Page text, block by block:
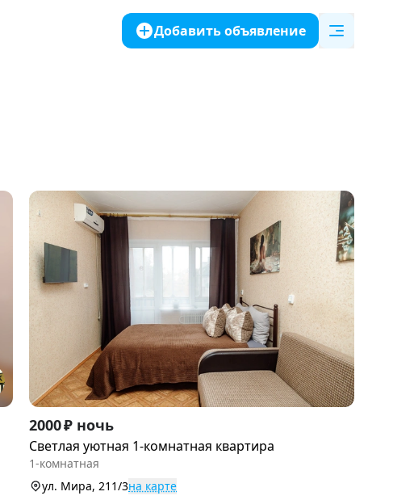
Добавить объявление
Item
1
of
2000 ₽ ночь
Светлая уютная 1-комнатная квартира
1-комнатная
ул. Мира, 211/3на карте